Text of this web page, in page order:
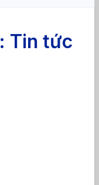
Tin tức